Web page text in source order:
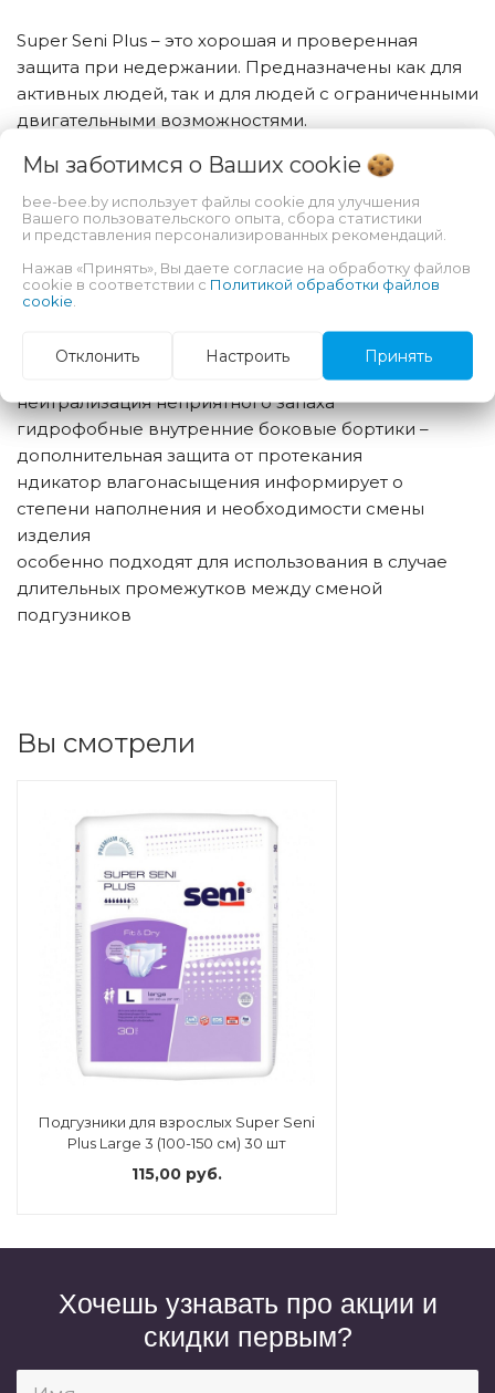
Super Seni Plus – это хорошая и проверенная
защита при недержании. Предназначены как для
активных людей, так и для людей с ограниченными
двигательными возможностями.
эластичная резинка в поясе спереди и сзади
минимальное сдавливание в области талии
эластичные двойные застежки-липучки, которые
можно многократно закреплять и откреплять в
любом месте подгузника без риска разрыва
двойной впитывающий слой с антибактериальным
суперабсорбентом – высокая впитываемость и
нейтрализация неприятного запаха
гидрофобные внутренние боковые бортики –
дополнительная защита от протекания
ндикатор влагонасыщения информирует о
степени наполнения и необходимости смены
изделия
особенно подходят для использования в случае
длительных промежутков между сменой
подгузников
Вы смотрели
Подгузники для взрослых Super Seni
Plus Large 3 (100-150 см) 30 шт
115,00 руб.
Хочешь узнавать про акции и
скидки первым?
Мы заботимся о Ваших cookie
bee-bee.by использует файлы cookie для улучшения
Вашего пользовательского опыта, сбора статистики
и представления персонализированных рекомендаций.
Нажав «Принять», Вы даете согласие на обработку файлов
cookie в соответствии с Политикой обработки файлов
cookie
Отклонить Настроить Принять